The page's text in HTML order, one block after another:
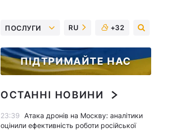
ПОСЛУГИ RU +32
ПІДТРИМАЙТЕ НАС
ОСТАННІ НОВИНИ
23:39
Атака дронів на Москву: аналітики
оцінили ефективність роботи російської